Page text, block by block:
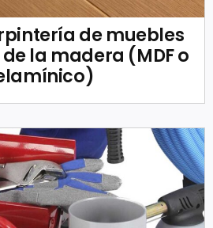
de muebles
la madera (MDF o